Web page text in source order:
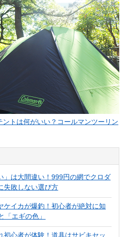
トは何がいい？コールマンツーリン
」は大間違い！999円の網でクロダ
失敗しない選び方
ケイカが爆釣！初心者が絶対に知
「エギの色」
初心者が体験！道具はサビキセッ